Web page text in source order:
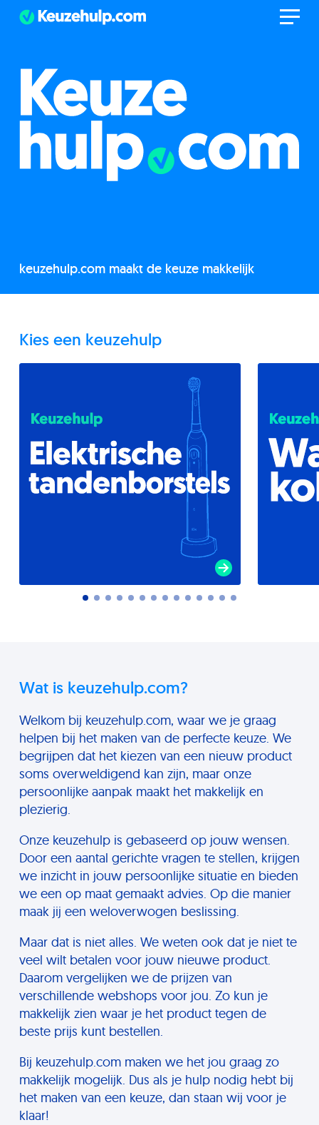
keuzehulp.com maakt de keuze makkelijk
Kies een keuzehulp
Wat is keuzehulp.com?
Welkom bij keuzehulp.com, waar we je graag
helpen bij het maken van de perfecte keuze. We
begrijpen dat het kiezen van een nieuw product
soms overweldigend kan zijn, maar onze
persoonlijke aanpak maakt het makkelijk en
plezierig.
Onze keuzehulp is gebaseerd op jouw wensen.
Door een aantal gerichte vragen te stellen, krijgen
we inzicht in jouw persoonlijke situatie en bieden
we een op maat gemaakt advies. Op die manier
maak jij een weloverwogen beslissing.
Maar dat is niet alles. We weten ook dat je niet te
veel wilt betalen voor jouw nieuwe product.
Daarom vergelijken we de prijzen van
verschillende webshops voor jou. Zo kun je
makkelijk zien waar je het product tegen de
beste prijs kunt bestellen.
Bij keuzehulp.com maken we het jou graag zo
makkelijk mogelijk. Dus als je hulp nodig hebt bij
het maken van een keuze, dan staan wij voor je
klaar!